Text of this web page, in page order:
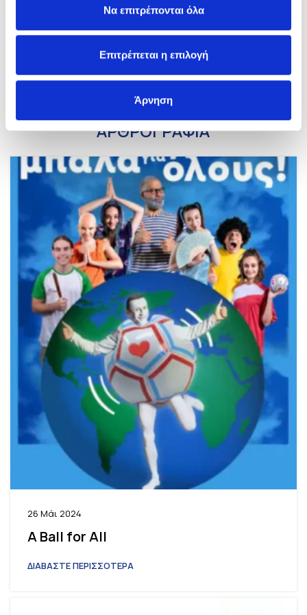
Να επιτρέπονται όλα
Επιτρέπεται η επιλογή
Άρνηση
ΤΕΛΕΥΤΑΙΑ ΝΕΑ
ΑΡΘΡΟΓΡΑΦΙΑ
26 Μάι 2024
A Ball for All
ΔΙΑΒΑΣΤΕ ΠΕΡΙΣΣΟΤΕΡΑ